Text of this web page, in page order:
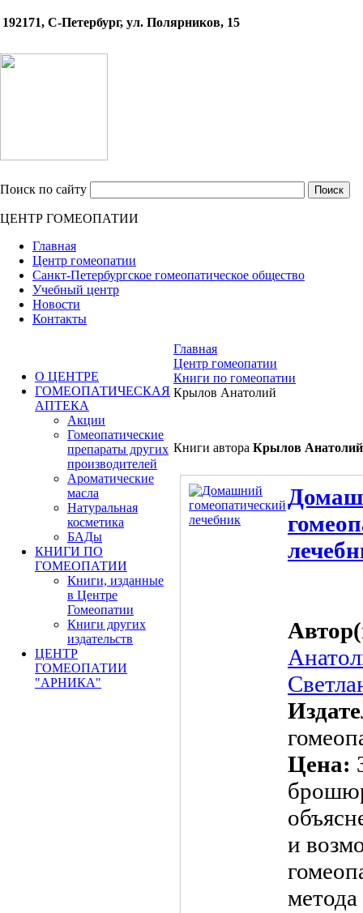
192171, С-Петербург, ул. Полярников, 15
Поиск по сайту
ЦЕНТР ГОМЕОПАТИИ
Главная
Центр гомеопатии
Санкт-Петербургское гомеопатическое общество
Учебный центр
Новости
Контакты
О ЦЕНТРЕ
ГОМЕОПАТИЧЕСКАЯ
АПТЕКА
Акции
Гомеопатические
препараты других
производителей
Ароматические
масла
Натуральная
косметика
БАДы
КНИГИ ПО
ГОМЕОПАТИИ
Книги, изданные
в Центре
Гомеопатии
Книги других
издательств
ЦЕНТР
ГОМЕОПАТИИ
"АРНИКА"
Главная
Центр гомеопатии
Книги по гомеопатии
Крылов Анатолий
Книги автора Крылов Анатолий
Цена:
и
метода